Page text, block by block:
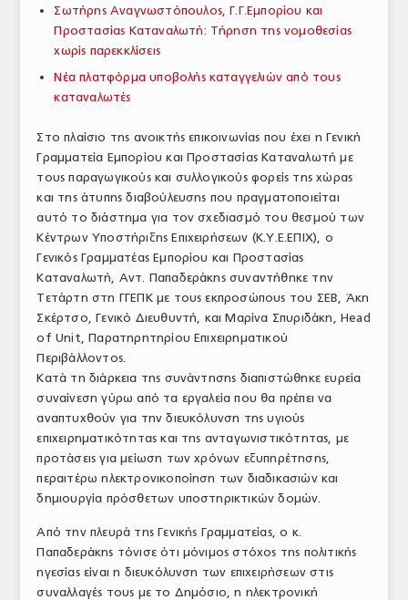
ΠΡΩΤΕΣ ΥΛΕΣ
ΕΞΟΠΛΙΣΜΟΣ
ΥΠΗΡΕΣΙΕΣ
ΕΜΠΟΡΙΚΟΙ ΑΝΤΙΠΡΟΣΩΠΟΙ
ΕΛΛΗΝΙΚΗ ΝΟΜΟΘΕΣΙΑ
ΕΥΡΩΠΑΪΚΗ ΝΟΜΟΘΕΣΙΑ
ΤΟ ΠΕΡΙΟΔΙΚΟ
Profile
ΑΡΧΕΙΟ ΤΕΥΧΩΝ
ΣΥΝΕΔΡΙΟ ΚΡΕΑΤΟΣ
Σωτήρης Αναγνωστόπουλος, Γ.Γ.Εμπορίου και
Προστασίας Καταναλωτή: Τήρηση της νομοθεσίας
χωρίς παρεκκλίσεις
Νέα πλατφόρμα υποβολής καταγγελιών από τους
καταναλωτές
Στο πλαίσιο της ανοικτής επικοινωνίας που έχει η Γενική
Γραμματεία Εμπορίου και Προστασίας Καταναλωτή με
τους παραγωγικούς και συλλογικούς φορείς της χώρας
και της άτυπης διαβούλευσης που πραγματοποιείται
αυτό το διάστημα για τον σχεδιασμό του θεσμού των
Κέντρων Υποστήριξης Επιχειρήσεων (Κ.Υ.Ε.ΕΠΙΧ), ο
Γενικός Γραμματέας Εμπορίου και Προστασίας
Καταναλωτή, Αντ. Παπαδεράκης συναντήθηκε την
Τετάρτη στη ΓΓΕΠΚ με τους εκπροσώπους του ΣΕΒ, Άκη
Σκέρτσο, Γενικό Διευθυντή, και Μαρίνα Σπυριδάκη, Head
of Unit, Παρατηρητηρίου Επιχειρηματικού
Περιβάλλοντος.
Κατά τη διάρκεια της συνάντησης διαπιστώθηκε ευρεία
συναίνεση γύρω από τα εργαλεία που θα πρέπει να
αναπτυχθούν για την διευκόλυνση της υγιούς
επιχειρηματικότητας και της ανταγωνιστικότητας, με
προτάσεις για μείωση των χρόνων εξυπηρέτησης,
περαιτέρω ηλεκτρονικοποίηση των διαδικασιών και
δημιουργία πρόσθετων υποστηρικτικών δομών.
Από την πλευρά της Γενικής Γραμματείας, ο κ.
Παπαδεράκης τόνισε ότι μόνιμος στόχος της πολιτικής
ηγεσίας είναι η διευκόλυνση των επιχειρήσεων στις
συναλλαγές τους με το Δημόσιο, η ηλεκτρονική